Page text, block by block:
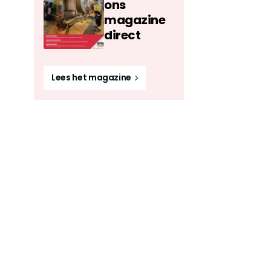
ons
magazine
direct
Lees het magazine